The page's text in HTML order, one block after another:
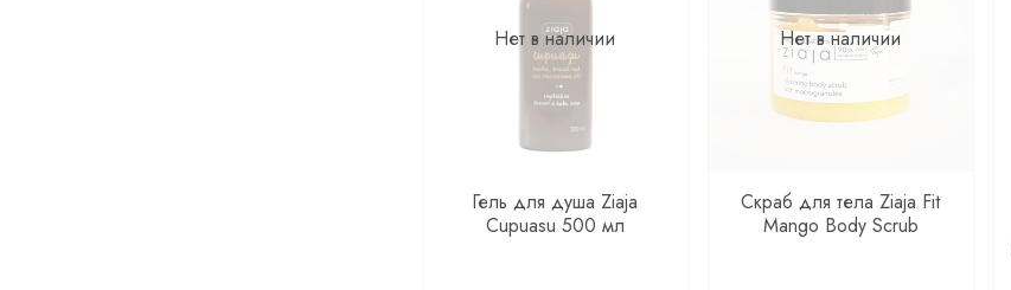
Нет в наличии
Гель для душа Ziaja
Cupuasu 500 мл
Нет в наличии
Скраб для тела Ziaja Fit
Mango Body Scrub